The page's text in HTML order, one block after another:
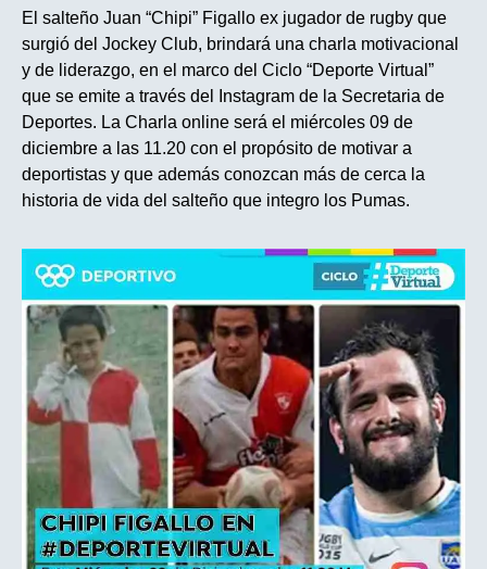
El salteño Juan “Chipi” Figallo ex jugador de rugby que
surgió del Jockey Club, brindará una charla motivacional
y de liderazgo, en el marco del Ciclo “Deporte Virtual”
que se emite a través del Instagram de la Secretaria de
Deportes. La Charla online será el miércoles 09 de
diciembre a las 11.20 con el propósito de motivar a
deportistas y que además conozcan más de cerca la
historia de vida del salteño que integro los Pumas.